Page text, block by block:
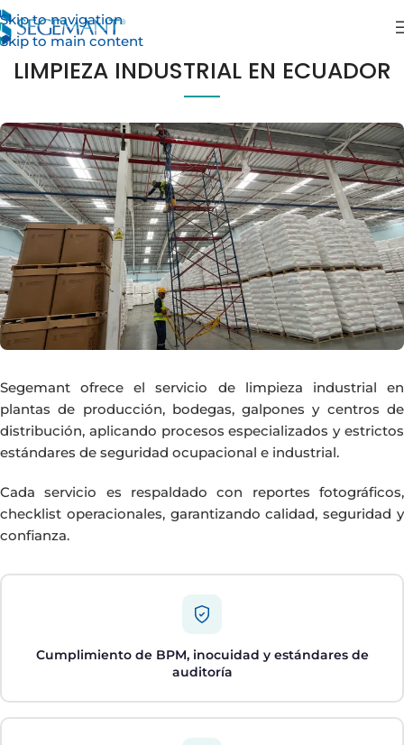
Skip to navigation
Skip to main content
LIMPIEZA INDUSTRIAL EN ECUADOR
Segemant ofrece el servicio de limpieza industrial en
plantas de producción, bodegas, galpones y centros de
distribución, aplicando procesos especializados y estrictos
estándares de seguridad ocupacional e industrial.
Cada servicio es respaldado con reportes fotográficos,
checklist operacionales, garantizando calidad, seguridad y
confianza.
Cumplimiento de BPM, inocuidad y estándares de
auditoría